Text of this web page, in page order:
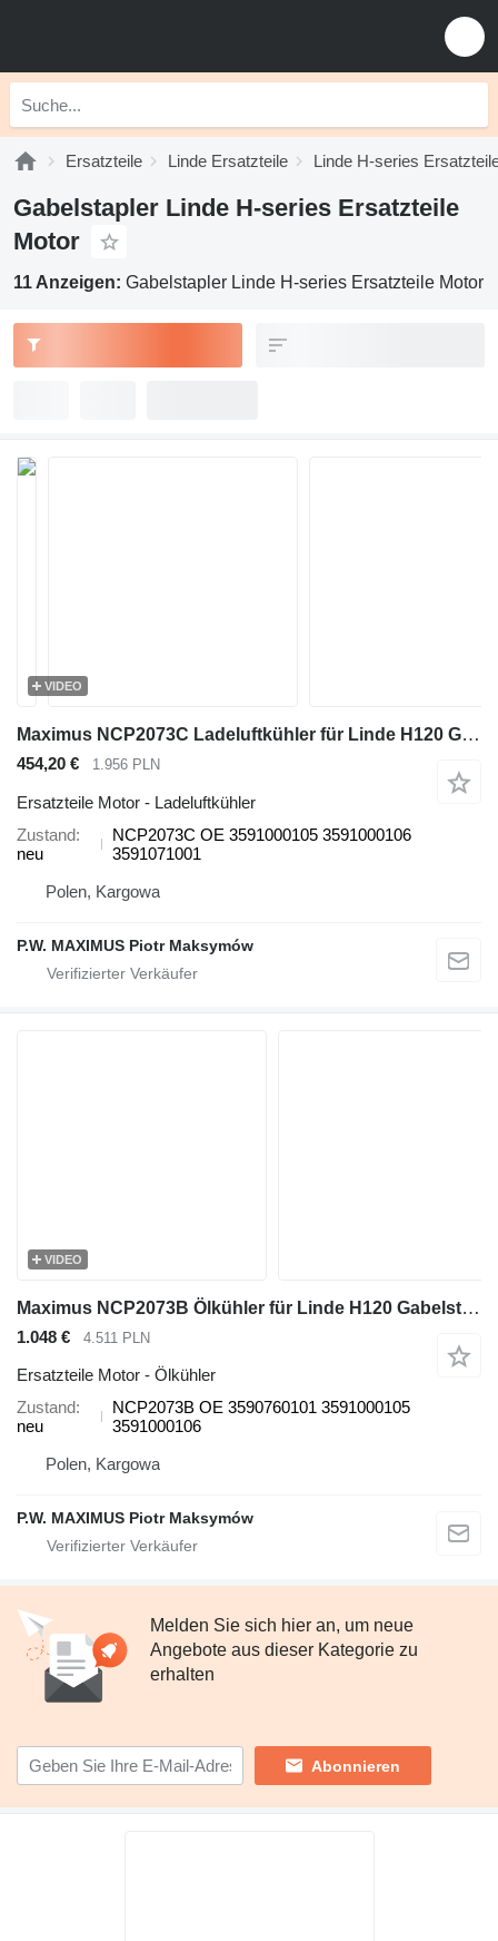
Ersatzteile Linde Ersatzteile Linde H-series
Gabelstapler Linde H-series Ersatzteile
Motor
11 Anzeigen: Gabelstapler Linde H-series Ersatzteile Motor
VIDEO
Maximus NCP2073C Ladeluftkühler für Linde H120 Gabelstapler
454,20 € 1.956 PLN
Ersatzteile Motor - Ladeluftkühler
Zustand
neu
NCP2073C OE 3591000105 3591000106
3591071001
Polen, Kargowa
P.W. MAXIMUS Piotr Maksymów
VIDEO
Maximus NCP2073B Ölkühler für Linde H120 Gabelstapler
1.048 € 4.511 PLN
Ersatzteile Motor - Ölkühler
Zustand
neu
NCP2073B OE 3590760101 3591000105
3591000106
Polen, Kargowa
P.W. MAXIMUS Piotr Maksymów
Melden Sie sich hier an, um neue
Angebote aus dieser Kategorie zu
erhalten
Abonnieren